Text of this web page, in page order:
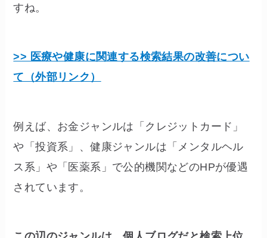
すね。
>> 医療や健康に関連する検索結果の改善につい
て（外部リンク）
例えば、お金ジャンルは「クレジットカード」
や「投資系」、健康ジャンルは「メンタルヘル
ス系」や「医薬系」で公的機関などのHPが優遇
されています。